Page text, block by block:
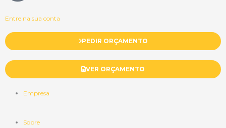
Entre na sua conta
PEDIR ORÇAMENTO
VER ORÇAMENTO
Empresa
Sobre